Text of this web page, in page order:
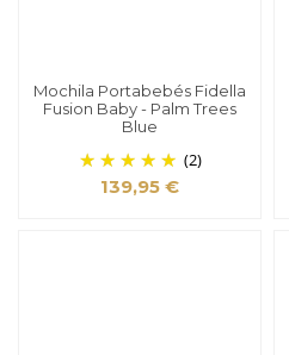
Mochila Portabebés Fidella
Fusion Baby - Palm Trees
Blue
(2)
139,95 €